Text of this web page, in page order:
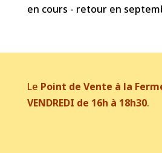
en cours - retour en
Le Point de Vente à la
VENDREDI de 16h à 18h30.